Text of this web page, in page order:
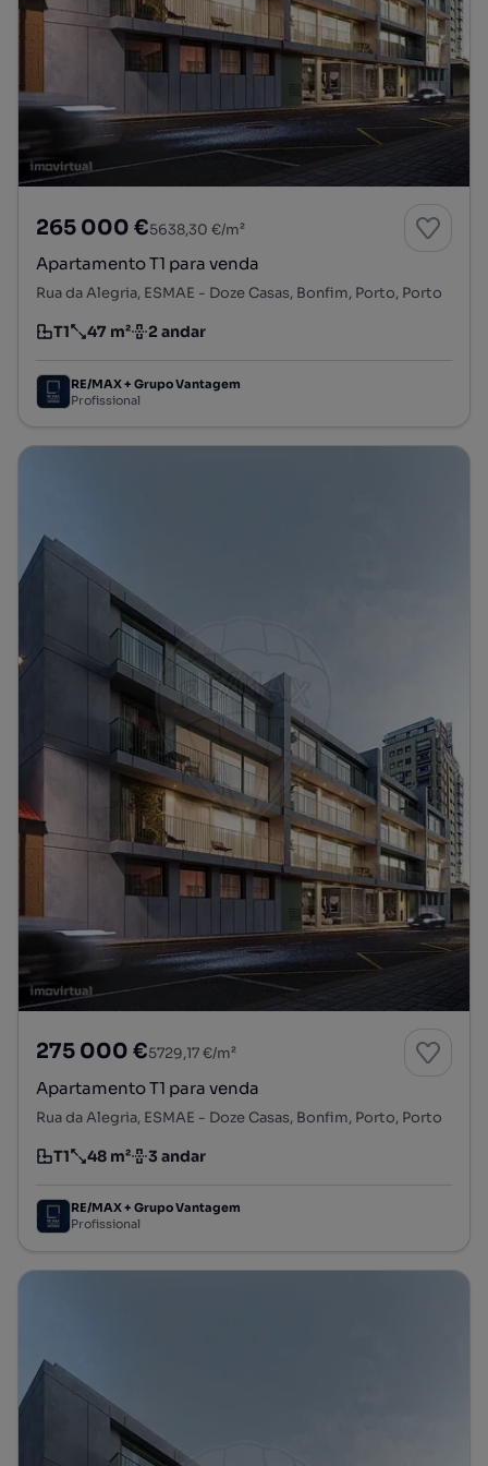
265 000 €5638,30 €/m²
Apartamento T1 para venda
Rua da Alegria, ESMAE - Doze Casas, Bonfim, Porto, Porto
Tipologia
T1
Preço por metro quadrado
47 m²
Andar 2 andar
RE/MAX + Grupo Vantagem
Profissional
275 000 €5729,17 €/m²
Apartamento T1 para venda
Rua da Alegria, ESMAE - Doze Casas, Bonfim, Porto, Porto
Tipologia
T1
Preço por metro quadrado
48 m²
Andar 3 andar
RE/MAX + Grupo Vantagem
Profissional